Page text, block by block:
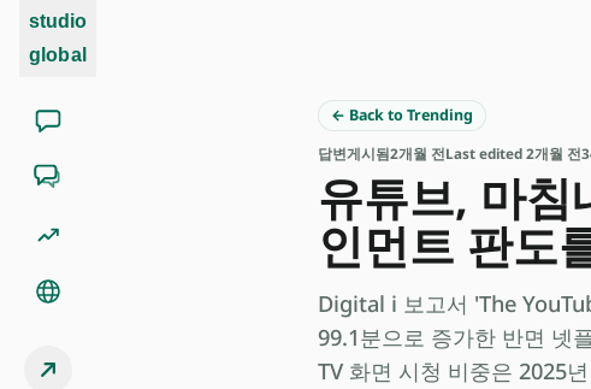
studio
global
← Back to Trending
답변게시됨2개월 전Last edited 2개월 전
유튜브, 마침
인먼트 판도
Digital i 보고서 'The
99.1분으로 증가한 반면 넷
TV 화면 시청 비중은 2025